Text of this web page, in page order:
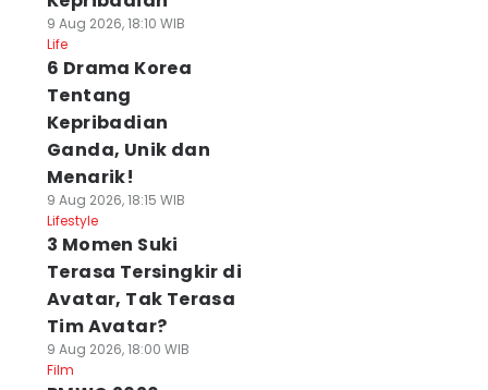
9 Aug 2026, 18:10 WIB
Life
6 Drama Korea
Tentang
Kepribadian
Ganda, Unik dan
Menarik!
9 Aug 2026, 18:15 WIB
Lifestyle
3 Momen Suki
Terasa Tersingkir di
Avatar, Tak Terasa
Tim Avatar?
9 Aug 2026, 18:00 WIB
Film